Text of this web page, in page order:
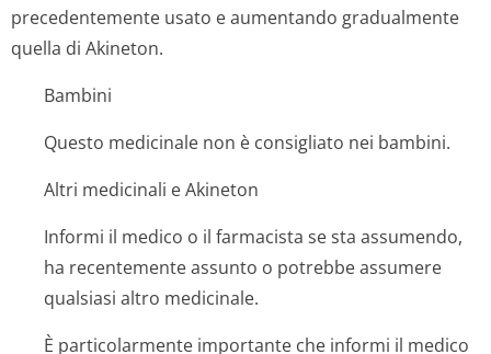
precedentemente usato e aumentando gradualmente
quella di Akineton.
Bambini
Questo medicinale non è consigliato nei bambini.
Altri medicinali e Akineton
Informi il medico o il farmacista se sta assumendo,
ha recentemente assunto o potrebbe assumere
qualsiasi altro medicinale.
È particolarmente importante che informi il medico